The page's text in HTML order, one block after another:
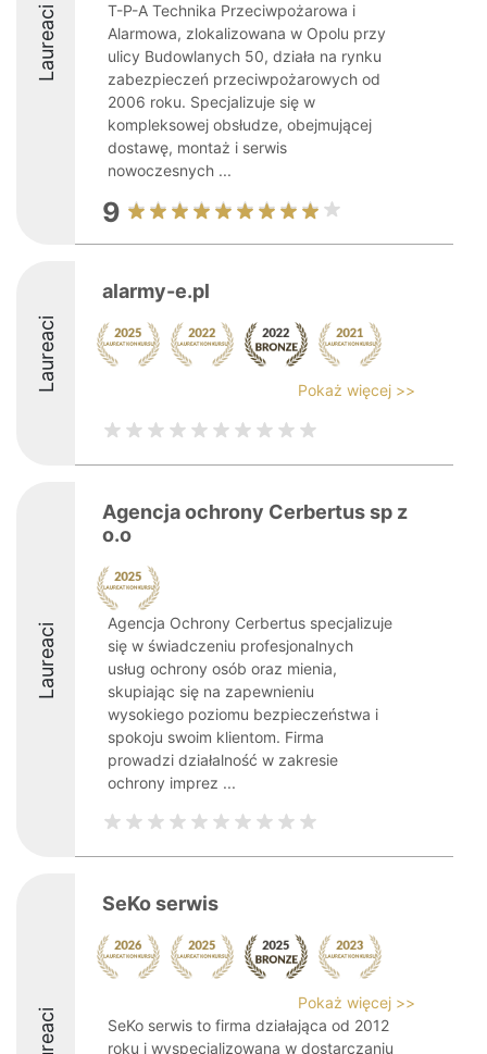
Laureaci
T-P-A Technika Przeciwpożarowa i
Alarmowa, zlokalizowana w Opolu przy
ulicy Budowlanych 50, działa na rynku
zabezpieczeń przeciwpożarowych od
2006 roku. Specjalizuje się w
kompleksowej obsłudze, obejmującej
dostawę, montaż i serwis
nowoczesnych ...
9
Laureaci
alarmy-e.pl
Pokaż więcej >>
Laureaci
Agencja ochrony Cerbertus sp z
o.o
Agencja Ochrony Cerbertus specjalizuje
się w świadczeniu profesjonalnych
usług ochrony osób oraz mienia,
skupiając się na zapewnieniu
wysokiego poziomu bezpieczeństwa i
spokoju swoim klientom. Firma
prowadzi działalność w zakresie
ochrony imprez ...
SeKo serwis
Pokaż więcej >>
SeKo serwis to firma działająca od 2012
roku i wyspecjalizowana w dostarczaniu